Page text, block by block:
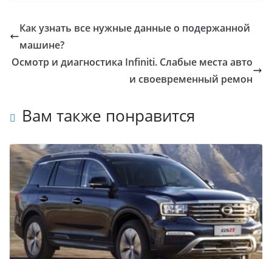
Как узнать все нужные данные о подержанной
машине?
Осмотр и диагностика Infiniti. Слабые места авто
и своевременный ремон
Вам также понравится